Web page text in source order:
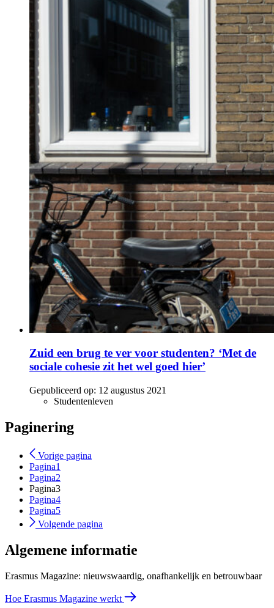
Zuid een brug te ver voor studenten? ‘Met de
sociale cohesie zit het wel goed hier’
Gepubliceerd op: 12 augustus 2021
Studentenleven
Paginering
Vorige pagina
Pagina1
Pagina2
Pagina3
Pagina4
Pagina5
Volgende pagina
Algemene informatie
Erasmus Magazine: nieuwswaardig, onafhankelijk en betrouwbaar
Hoe Erasmus Magazine werkt